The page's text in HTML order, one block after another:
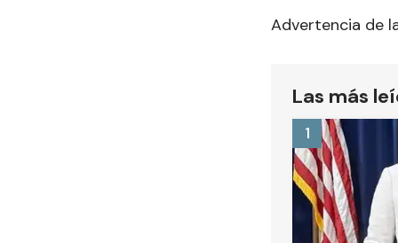
Advertencia de
Las más
1